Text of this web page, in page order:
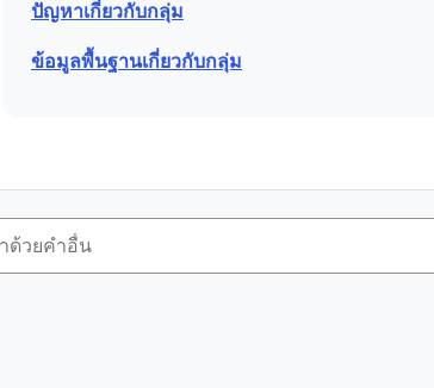
ปัญหาเกี่ยวกับกลุ่ม
ข้อมูลพื้นฐานเกี่ยวกับกลุ่ม